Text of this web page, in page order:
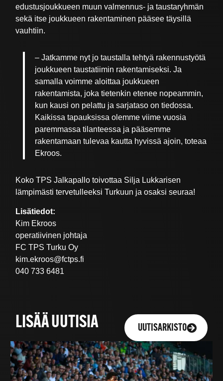
edustusjoukkueen muun valmennus- ja taustaryhmän
sekä itse joukkueen rakentaminen pääsee täysillä
vauhtiin.
– Jatkamme nyt jo taustalla tehtyä rakennustyötä
joukkueen taustatiimin rakentamiseksi. Ja
samalla voimme aloittaa joukkueen
rakentamista, joka tietenkin etenee nopeammin,
kun kausi on pelattu ja sarjataso on tiedossa.
Kaikissa tapauksissa olemme viime vuosia
paremmassa tilanteessa ja pääsemme
rakentamaan tulevaa kautta hyvissä ajoin, toteaa
Ekroos.
Koko TPS Jalkapallo toivottaa Silja Lukkarisen
lämpimästi tervetulleeksi Turkuun ja osaksi seuraa!
Lisätiedot:
Kim Ekroos
operatiivinen johtaja
FC TPS Turku Oy
kim.ekroos@fctps.fi
040 733 6481
LISÄÄ UUTISIA UUTISARKISTO